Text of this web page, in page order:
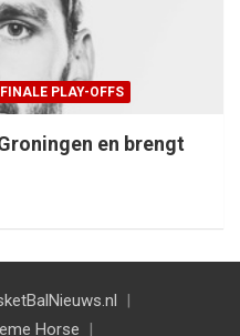
PLAY-OFFS
en brengt
Horse